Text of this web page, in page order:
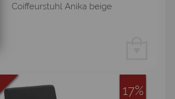
Coiffeurstuhl Anika beige
17%